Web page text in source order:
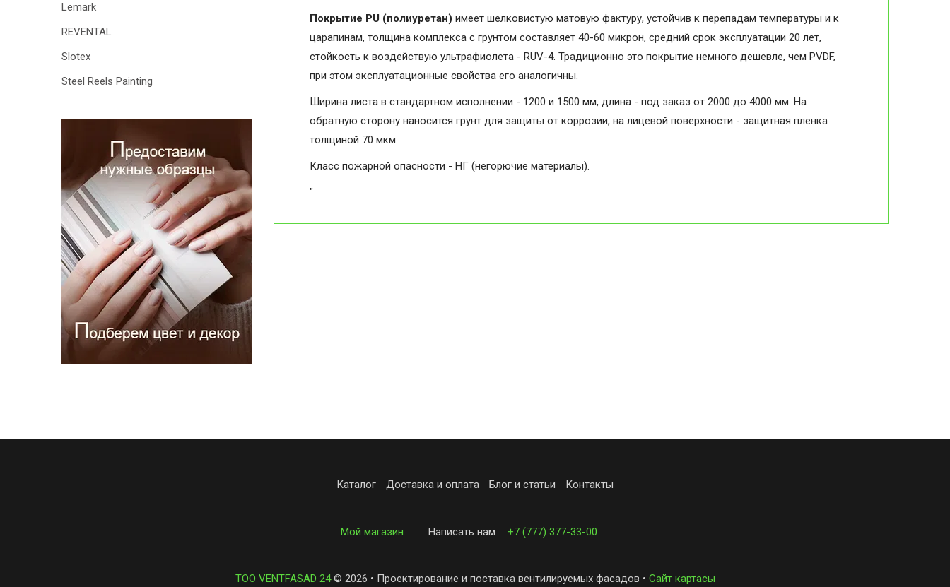
Покрытие PU (полиуретан) имеет шелковистую матовую фактуру, устойчив к перепадам температуры и к
царапинам, толщина комплекса с грунтом составляет 40-60 микрон, средний срок эксплуатации 20 лет,
стойкость к воздействую ультрафиолета - RUV-4. Традиционно это покрытие немного дешевле, чем PVDF,
при этом эксплуатационные свойства его аналогичны.
Ширина листа в стандартном исполнении - 1200 и 1500 мм, длина - под заказ от 2000 до 4000 мм. На
обратную сторону наносится грунт для защиты от коррозии, на лицевой поверхности - защитная пленка
толщиной 70 мкм.
Класс пожарной опасности - НГ (негорючие материалы).
"
Lemark
REVENTAL
Slotex
Steel Reels Painting
Каталог Доставка и оплата Блог и статьи Контакты
Мой магазин Написать нам +7 (777) 377-33-00
ТОО VENTFASAD 24© 2026 • Проектирование и поставка вентилируемых фасадов • Сайт картасы